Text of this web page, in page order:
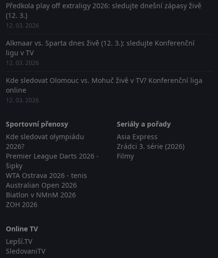
Předkola play off extraligy 2026: sledujte dnešní zápasy živě
(12. 3.)
12. 03. 2026
Alkmaar vs. Sparta dnes živě (12. 3.): sledujte Konferenční
ligu v TV
12. 03. 2026
Kde sledovat Olomouc vs. Mohuč živě v TV? Konferenční liga
online
12. 03. 2026
Sportovní přenosy
Kde sledovat olympiádu
2026?
Premier League Darts 2026 -
šipky
WTA Ostrava 2026 - tenis
Australian Open 2026
Biatlon v NMnM 2026
ZOH 2026
Seriály a pořady
Asia Express
Zrádci 3. série (2026)
Filmy
Online TV
Lepší.TV
SledovaniTV